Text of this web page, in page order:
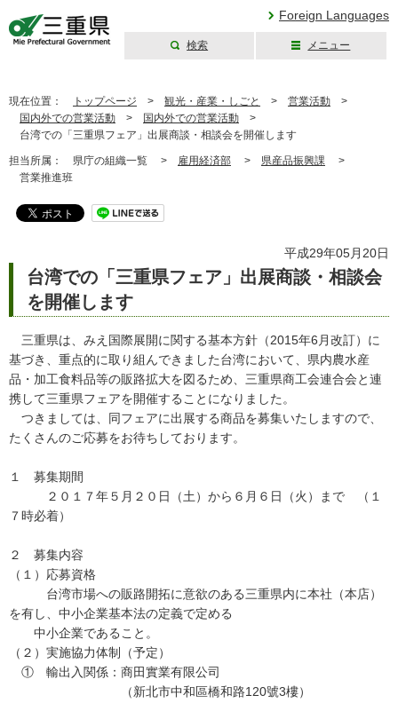
Foreign Languages
検索 メニュー
現在位置： トップページ > 観光・産業・しごと > 営業活動 >
国内外での営業活動 > 国内外での営業活動 >
台湾での「三重県フェア」出展商談・相談会を開催します
担当所属： 県庁の組織一覧 > 雇用経済部 > 県産品振興課 >
営業推進班
平成29年05月20日
台湾での「三重県フェア」出展商談・相談会
を開催します
三重県は、みえ国際展開に関する基本方針（2015年6月改訂）に
基づき、重点的に取り組んできました台湾において、県内農水産
品・加工食料品等の販路拡大を図るため、三重県商工会連合会と連
携して三重県フェアを開催することになりました。
つきましては、同フェアに出展する商品を募集いたしますので、
たくさんのご応募をお待ちしております。
１ 募集期間
２０１７年５月２０日（土）から６月６日（火）まで （１
７時必着）
２ 募集内容
（１）応募資格
台湾市場への販路開拓に意欲のある三重県内に本社（本店）
を有し、中小企業基本法の定義で定める
中小企業であること。
（２）実施協力体制（予定）
① 輸出入関係：商田實業有限公司
（新北市中和區橋和路120號3樓）